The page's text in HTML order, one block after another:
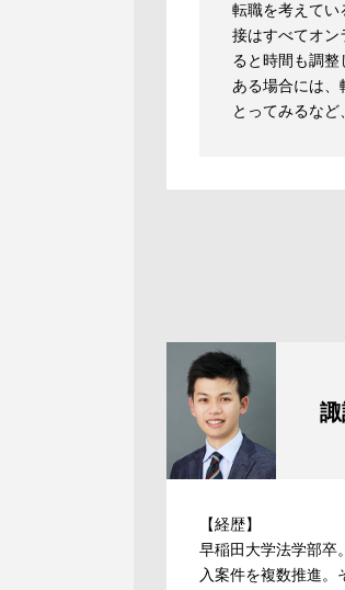
転職を考えてい
接はすべてオン
ると時間も調
ある場合には
とってみるなど
【経歴】
早稲田大学法学部卒
入案件を複数推進